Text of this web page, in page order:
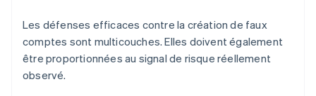
Les défenses efficaces contre la création de faux
comptes sont multicouches. Elles doivent également
être proportionnées au signal de risque réellement
observé.